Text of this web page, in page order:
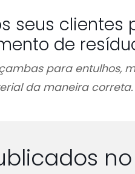
seus clientes
de
para entulhos,
da maneira correta.
no